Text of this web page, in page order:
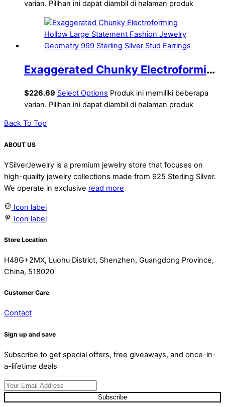
999 Pure Silver Irregular Three CZ
Geometric U-shape Hoop Earrings
varian. Pilihan ini dapat diambil di halaman produk
Exaggerated Chunky Electroforming
Hollow Large Statement Fashion
Jewelry Geometry 999 Sterling
Silver Stud Earrings
$226.69 Select Options Produk ini memiliki beberapa
varian. Pilihan ini dapat diambil di halaman produk
Back To Top
ABOUT US
YSilverJewelry is a premium jewelry store that focuses on
high-quality jewelry collections made from 925 Sterling Silver.
We operate in exclusive read more
Icon label
Icon label
Store Location
H48G+2MX, Luohu District, Shenzhen, Guangdong Province,
China, 518020
Customer Care
Contact
Sign up and save
Subscribe to get special offers, free giveaways, and once-in-
a-lifetime deals
Subscribe